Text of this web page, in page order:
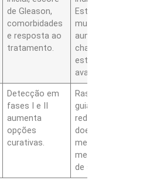
de Gleason,
comorbidades
e resposta ao
tratamento.
Estratégias
multimodais
aumentam
chances em
estágios
avançados.
Detecção em
fases I e II
aumenta
opções
curativas.
Rastreamento
guiado por PSA
reduz chance de
doença
metastática,
melhora taxas
de sucesso.